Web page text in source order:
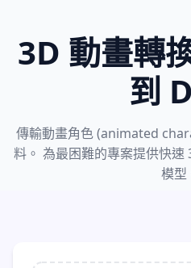
3D 動畫轉
到
傳輸動畫角色 (animated
料。 為最困難的專案提供快速
模型